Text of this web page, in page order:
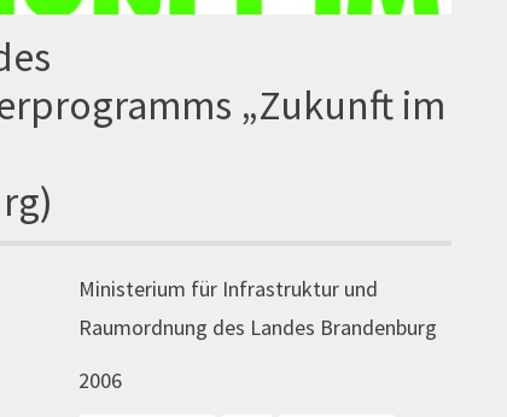
„Zukunft im
Ministerium für Infrastruktur und
Raumordnung des Landes Brandenburg
2006